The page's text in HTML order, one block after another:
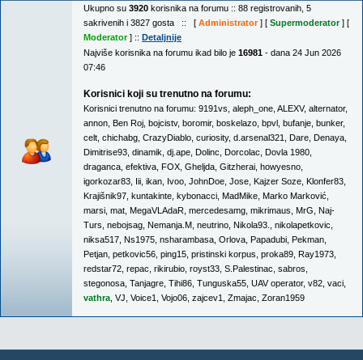
Ukupno su 3920 korisnika na forumu :: 88 registrovanih, 5
sakrivenih i 3827 gosta :: [ Administrator] [ Supermoderator] [
Moderator] :: Detaljnije
Najviše korisnika na forumu ikad bilo je 16981 - dana 24 Jun 2026
07:46
Korisnici koji su trenutno na forumu:
Korisnici trenutno na forumu: 9191vs aleph_one ALEXV, alternator,
annon Ben Roj bojcistv, boromir, boskelazo bpvl bufanje bunker,
celt chichabg CrazyDiablo curiosity, d.arsenal321 Dare Denaya
Dimitrise93 dinamik dj.ape Dolinc Dorcolac Dovla 1980
draganca efektiva FOX Gheljda Gitzherai howyesno
igorkozar83 Iii ikan Ivoo JohnDoe Jose Kajzer Soze Klonfer83
Krajišnik97 kuntakinte kybonacci MadMike Marko Marković
marsi mat MegaVLAdaR mercedesamg mikrimaus MrG Naj-
Turs nebojsag Nemanja.M neutrino Nikola93. nikolapetkovic
niksa517 Ns1975 nsharambasa Orlova Papadubi Pekman
Petjan petkovic56 ping15 pristinski korpus proka89 Ray1973
redstar72 repac rikirubio royst33 S.Palestinac sabros
stegonosa Tanjagre Tihi86 Tunguska55 UAV operator, v82 vaci
vathra VJ Voice1 Vojo06 zajcev1 Zmajac Zoran1959